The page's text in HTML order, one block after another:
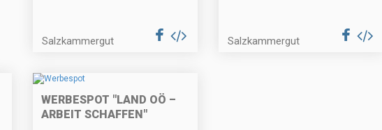
Salzkammergut Salzkammergut
WERBESPOT "LAND OÖ –
ARBEIT SCHAFFEN"